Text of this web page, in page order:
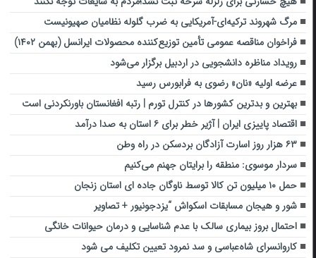
مرگ شهروند ترکیه‌ای-آمریکایی به ضرب گلوله نظامیان صهیونیست
فراخوان مناقصه عمومی تأمین توزیع‌کننده محصولات ایرانسل (بهمن ۱۴۰۲)
رویداد مناظره دانشجویی در اردبیل برگزار می‌شود
عرضه اولیه «نان» رضوی به فرابورس رسید
بهترین و بدترین کشورها در کنترل تورم | رتبه افغانستان باورنکردنی است
اقتصاد پاییزی ایران | آژیر خطر برای ۶ استان به صدا درآمد
۶۳ هزار روز اسارت آزادگان بردسکن در راه وطن
سردار موسوی: منطقه را برایتان جهنم می‌کنیم
حمل ۱۰ میلیون تن کالا توسط ناوگان جاده ای استان زنجان
شور و هیجان مسابقات اسکواش “یزد‌جونیور + تصاویر
احتمال بروز بیماری سالک با عدم شناسایی و درمان حیوانات خانگی
کاروانسرای شاه‌عباسی و سد نمرود تعیین تکلیف می شود